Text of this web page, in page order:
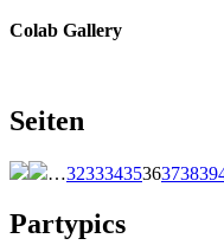
Colab Gallery
Seiten
…3233343536373839
Partypics